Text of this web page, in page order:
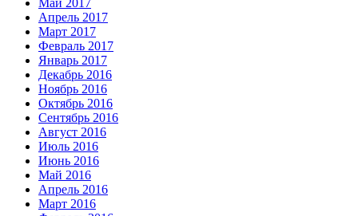
Май 2017
Апрель 2017
Март 2017
Февраль 2017
Январь 2017
Декабрь 2016
Ноябрь 2016
Октябрь 2016
Сентябрь 2016
Август 2016
Июль 2016
Июнь 2016
Май 2016
Апрель 2016
Март 2016